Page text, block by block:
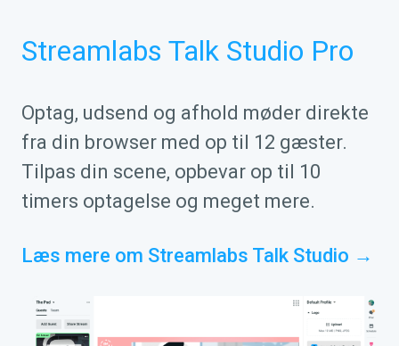
Streamlabs Talk Studio Pro
Optag, udsend og afhold møder direkte
fra din browser med op til 12 gæster.
Tilpas din scene, opbevar op til 10
timers optagelse og meget mere.
Læs mere om Streamlabs Talk Studio →